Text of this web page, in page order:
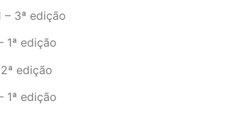
– 3ª edição
1ª edição
edição
1ª edição